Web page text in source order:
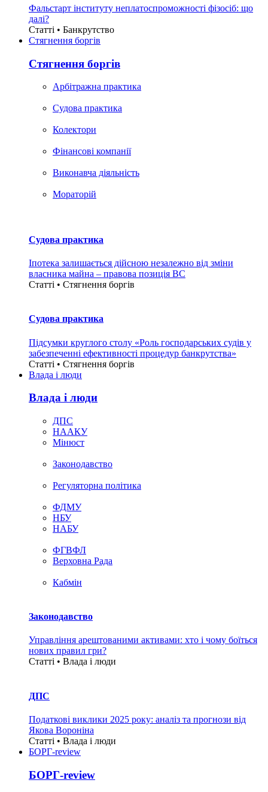
Фальстарт інституту неплатоспроможності фізосіб: що
далі?
Статті • Банкрутство
Стягнення боргiв
Стягнення боргiв
Арбітражна практика
Судова практика
Колектори
Фінансові компанії
Виконавча діяльність
Мораторій
Судова практика
Іпотека залишається дійсною незалежно від зміни
власника майна – правова позиція ВС
Статті • Стягнення боргiв
Судова практика
Підсумки круглого столу «Роль господарських судів у
забезпеченні ефективності процедур банкрутства»
Статті • Стягнення боргiв
Влада i люди
Влада i люди
ДПС
НААКУ
Мінюст
Законодавство
Регуляторна політика
ФДМУ
НБУ
НАБУ
ФГВФЛ
Верховна Рада
Кабмін
Законодавство
Управління арештованими активами: хто і чому боїться
нових правил гри?
Статті • Влада i люди
ДПС
Податкові виклики 2025 року: аналіз та прогнози від
Якова Вороніна
Статті • Влада i люди
БОРГ-review
БОРГ-review